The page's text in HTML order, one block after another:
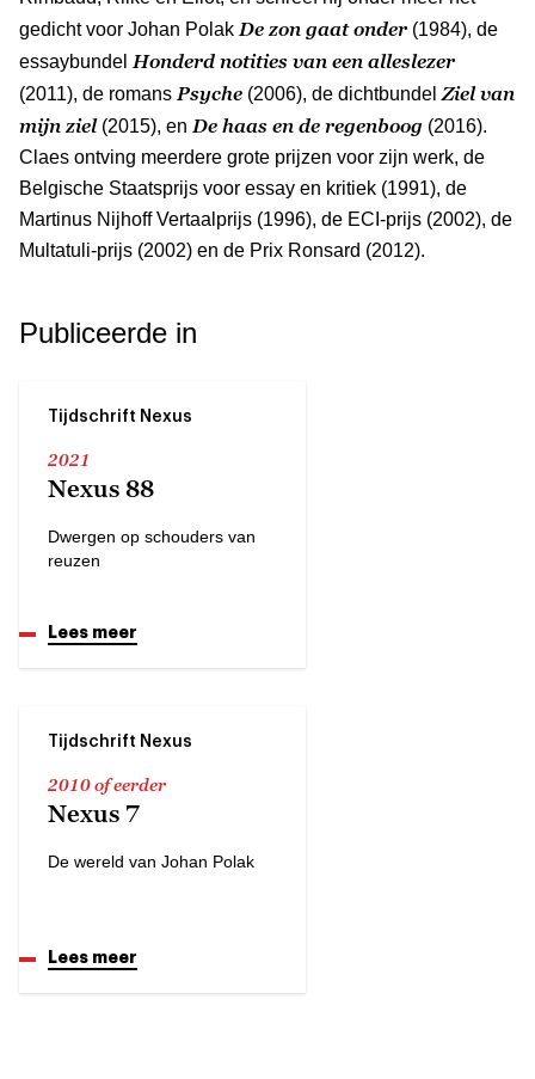
gedicht voor Johan Polak De zon gaat onder (1984), de
essaybundel Honderd notities van een alleslezer
(2011), de romans Psyche (2006), de dichtbundel Ziel van
mijn ziel(2015), en De haas en de regenboog (2016).
Claes ontving meerdere grote prijzen voor zijn werk, de
Belgische Staatsprijs voor essay en kritiek (1991), de
Martinus Nijhoff Vertaalprijs (1996), de ECI-prijs (2002), de
Multatuli-prijs (2002) en de Prix Ronsard (2012).
Publiceerde in
Tijdschrift Nexus
2021
Nexus 88
Dwergen op schouders van
reuzen
Lees meer
Tijdschrift Nexus
2010 of eerder
Nexus 7
De wereld van Johan Polak
Lees meer